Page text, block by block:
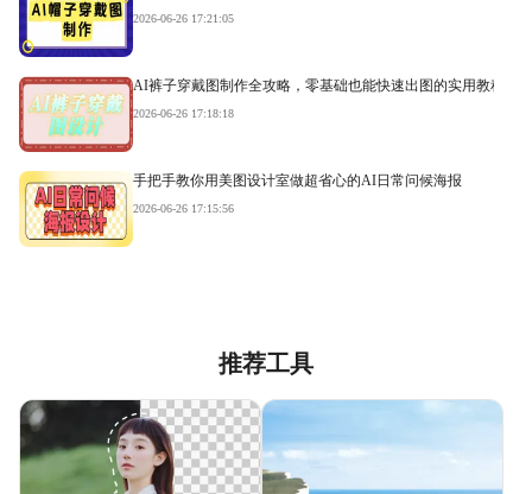
2026-06-26 17:21:05
AI裤子穿戴图制作全攻略，零基础也能快速出图的实用教程
2026-06-26 17:18:18
手把手教你用美图设计室做超省心的AI日常问候海报
2026-06-26 17:15:56
推荐工具